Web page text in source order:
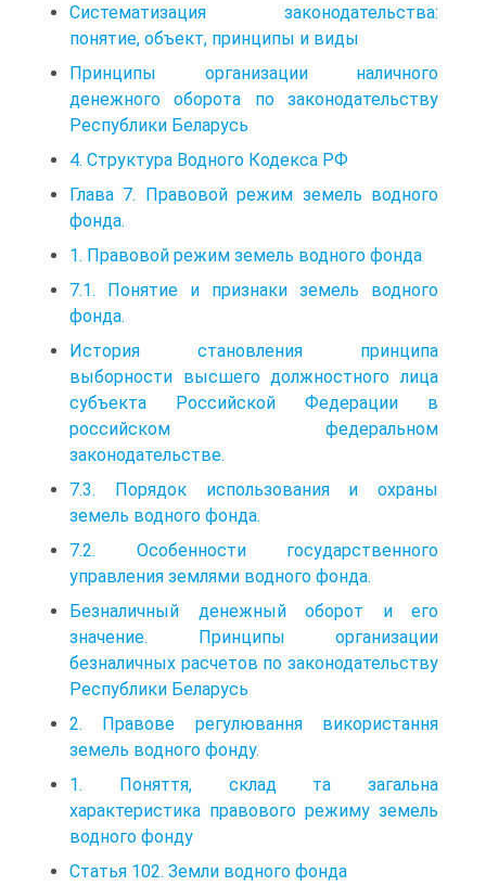
Систематизация законодательства:
понятие, объект, принципы и виды
Принципы организации наличного
денежного оборота по законодательству
Республики Беларусь
4. Структура Водного Кодекса РФ
Глава 7. Правовой режим земель водного
фонда.
1. Правовой режим земель водного фонда
7.1. Понятие и признаки земель водного
фонда.
История становления принципа
выборности высшего должностного лица
субъекта Российской Федерации в
российском федеральном
законодательстве.
7.3. Порядок использования и охраны
земель водного фонда.
7.2. Особенности государственного
управления землями водного фонда.
Безналичный денежный оборот и его
значение. Принципы организации
безналичных расчетов по законодательству
Республики Беларусь
2. Правове регулювання використання
земель водного фонду.
1. Поняття, склад та загальна
характеристика правового режиму земель
водного фонду
Статья 102. Земли водного фонда